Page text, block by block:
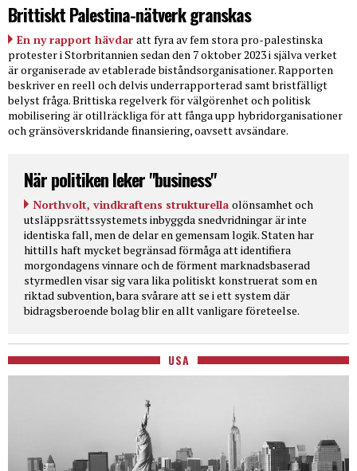
Brittiskt Palestina-nätverk granskas
En ny rapport hävdar att fyra av fem stora pro-palestinska
protester i Storbritannien sedan den 7 oktober 2023 i själva verket
är organiserade av etablerade biståndsorganisationer. Rapporten
beskriver en reell och delvis underrapporterad samt bristfälligt
belyst fråga. Brittiska regelverk för välgörenhet och politisk
mobilisering är otillräckliga för att fånga upp hybridorganisationer
och gränsöverskridande finansiering, oavsett avsändare.
När politiken leker "business"
Northvolt, vindkraftens strukturella olönsamhet och
utsläppsrättssystemets inbyggda snedvridningar är inte
identiska fall, men de delar en gemensam logik. Staten har
hittills haft mycket begränsad förmåga att identifiera
morgondagens vinnare och de förment marknadsbaserad
styrmedlen visar sig vara lika politiskt konstruerat som en
riktad subvention, bara svårare att se i ett system där
bidragsberoende bolag blir en allt vanligare företeelse.
USA